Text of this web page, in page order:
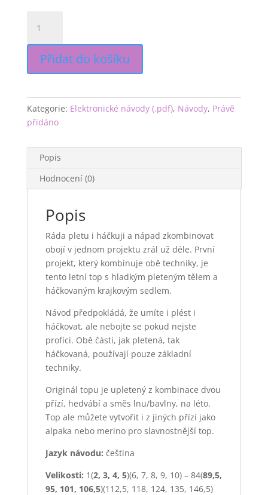
návod:
Crochet
Yoke
Top
Přidat do košíku
Kategorie: Elektronické návody (.pdf), Návody, Právě
přidáno
Popis
Hodnocení (0)
Popis
Ráda pletu i háčkuji a nápad zkombinovat
obojí v jednom projektu zrál už déle. První
projekt, který kombinuje obě techniky, je
tento letní top s hladkým pleteným tělem a
háčkovaným krajkovým sedlem.
Návod předpokládá, že umíte i plést i
háčkovat, ale nebojte se pokud nejste
profíci. Obě části, jak pletená, tak
háčkovaná, používají pouze základní
techniky.
Originál topu je upletený z kombinace dvou
přízí, hedvábí a směs lnu/bavlny, na léto.
Top ale můžete vytvořit i z jiných přízí jako
alpaka nebo merino pro slavnostnější top.
Jazyk návodu: čeština
Velikosti: 1(2, 3, 4, 5)(6, 7, 8, 9, 10) – 84(89,5,
95, 101, 106,5)(112,5, 118, 124, 135, 146,5)